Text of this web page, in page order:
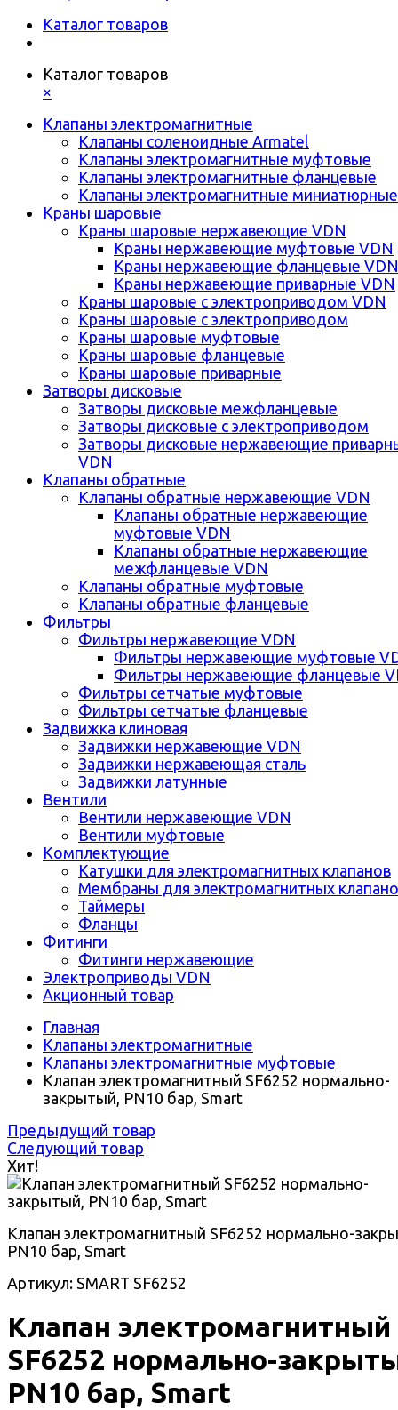
Каталог товаров
Каталог товаров
×
Клапаны электромагнитные
Клапаны соленоидные Armatel
Клапаны электромагнитные муфтовые
Клапаны электромагнитные фланцевые
Клапаны электромагнитные миниатюрные
Краны шаровые
Краны шаровые нержавеющие VDN
Краны нержавеющие муфтовые VDN
Краны нержавеющие фланцевые VDN
Краны нержавеющие приварные VDN
Краны шаровые с электроприводом VDN
Краны шаровые с электроприводом
Краны шаровые муфтовые
Краны шаровые фланцевые
Краны шаровые приварные
Затворы дисковые
Затворы дисковые межфланцевые
Затворы дисковые с электроприводом
Затворы дисковые нержавеющие
VDN
Клапаны обратные
Клапаны обратные нержавеющие VDN
Клапаны обратные нержавеющие
муфтовые VDN
Клапаны обратные нержавеющие
межфланцевые VDN
Клапаны обратные муфтовые
Клапаны обратные фланцевые
Фильтры
Фильтры нержавеющие VDN
Фильтры нержавеющие муфтовые
Фильтры нержавеющие фланцевые
Фильтры сетчатые муфтовые
Фильтры сетчатые фланцевые
Задвижка клиновая
Задвижки нержавеющие VDN
Задвижки нержавеющая сталь
Задвижки латунные
Вентили
Вентили нержавеющие VDN
Вентили муфтовые
Комплектующие
Катушки для электромагнитных клапанов
Мембраны для электромагнитных
Таймеры
Фланцы
Фитинги
Фитинги нержавеющие
Электроприводы VDN
Акционный товар
Главная
Клапаны электромагнитные
Клапаны электромагнитные муфтовые
Клапан электромагнитный SF6252 нормально-
закрытый, PN10 бар, Smart
Предыдущий товар
Следующий товар
Хит!
Клапан электромагнитный SF6252 нормально-
PN10 бар, Smart
Артикул: SMART SF6252
Клапан электромагнитный
SF6252 нормально-
PN10 бар, Smart